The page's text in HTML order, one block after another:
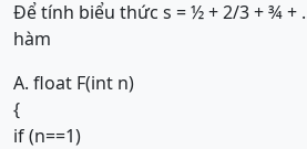
Để tính biểu thức s = ½ + 2/3 + ¾ +
hàm
A. float F(int n)
{
if (n==1)